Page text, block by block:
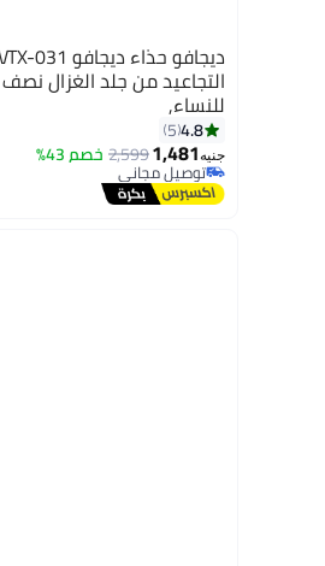
2
التجاعيد من جلد الغزال
للنساء,
4.8
5
جنيه1,481
2,599خصم 43%
توصيل مجاني
توصيل مجاني